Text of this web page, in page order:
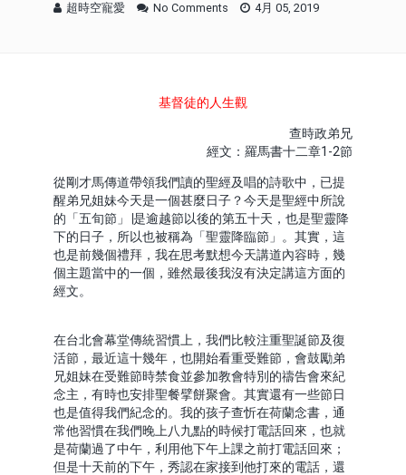
超時空寵愛 No Comments 4月 05, 2019
基督徒的人生觀
查時政弟兄
經文：羅馬書十二章1-2節
從剛才馬傳道帶領我們讀的聖經及唱的詩歌中，已提
醒弟兄姐妹今天是一個甚麼日子？今天是聖經中所說
的「五旬節」∣是逾越節以後的第五十天，也是聖靈降
下的日子，所以也被稱為「聖靈降臨節」。其實，這
也是前幾個禮拜，我在思考默想今天講道內容時，幾
個主題當中的一個，雖然最後我沒有決定講這方面的
經文。
在台北會幕堂傳統習慣上，我們比較注重聖誕節及復
活節，最近這十幾年，也開始看重受難節，會鼓勵弟
兄姐妹在受難節時禁食並參加教會特別的禱告會來紀
念主，有時也安排聖餐擘餅聚會。其實還有一些節日
也是值得我們紀念的。我的孩子查忻在荷蘭念書，通
常他習慣在我們晚上八九點的時候打電話回來，也就
是荷蘭過了中午，利用他下午上課之前打電話回來；
但是十天前的下午，秀認在家接到他打來的電話，還